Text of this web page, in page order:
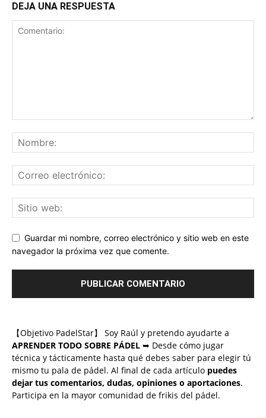
DEJA UNA RESPUESTA
Guardar mi nombre, correo electrónico y sitio web en este
navegador la próxima vez que comente.
【Objetivo PadelStar】 Soy Raúl y pretendo ayudarte a
APRENDER TODO SOBRE PÁDEL ➥ Desde cómo jugar
técnica y tácticamente hasta qué debes saber para elegir tú
mismo tu pala de pádel. Al final de cada artículo puedes
dejar tus comentarios, dudas, opiniones o aportaciones.
Participa en la mayor comunidad de frikis del pádel.